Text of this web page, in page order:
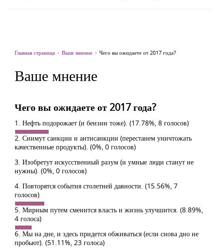
Главная страница Ваше мнение Чего вы ожидаете от 2017 года?
Ваше мнение
Чего вы ожидаете от 2017 года?
1. Нефть подорожает (и бензин тоже). (17.78%, 8 голосов)
2. Снимут санкции и антисанкции (перестанем уничтожать
качественные продукты). (0%, 0 голосов)
3. Изобретут искусственный разум (и умные люди станут не
нужны). (0%, 0 голосов)
4. Повторятся события столетней давности. (15.56%, 7
голосов)
5. Мирным путем сменится власть и жизнь улучшится. (8.89%,
4 голоса)
6. Мы на дне, и здесь придется обживаться (если снова дно не
пробьют). (51.11%, 23 голоса)